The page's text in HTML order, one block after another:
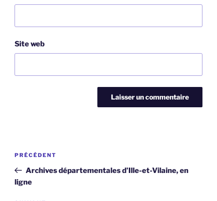
Site web
Navigation
l’article
Article
précédent
PRÉCÉDENT
Archives départementales d’Ille-et-Vilaine, en
ligne